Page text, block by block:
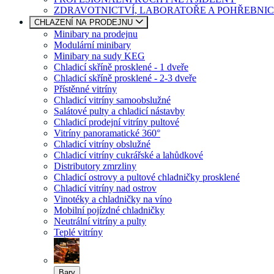
ZDRAVOTNICTVÍ, LABORATOŘE A
CHLAZENÍ NA PRODEJNU
Minibary na prodejnu
Modulární minibary
Minibary na sudy KEG
Chladicí skříně prosklené - 1 dveře
Chladicí skříně prosklené - 2-3 dveře
Přístěnné vitríny
Chladicí vitríny samoobslužné
Salátové pulty a chladicí nástavby
Chladicí prodejní vitríny pultové
Vitríny panoramatické 360°
Chladicí vitríny obslužné
Chladicí vitríny cukrářské a lahůdkové
Distributory zmrzliny
Chladicí ostrovy a pultové chladničky prosklené
Chladicí vitríny nad ostrov
Vinotéky a chladničky na víno
Mobilní pojízdné chladničky
Neutrální vitríny a pulty
Teplé vitríny